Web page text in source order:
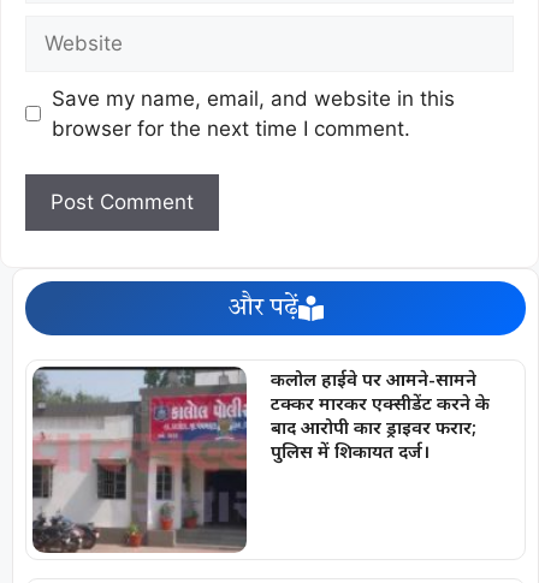
Save my name, email, and website in this
browser for the next time I comment.
और पढ़ें
कलोल हाईवे पर आमने-सामने
टक्कर मारकर एक्सीडेंट करने के
बाद आरोपी कार ड्राइवर फरार;
पुलिस में शिकायत दर्ज।